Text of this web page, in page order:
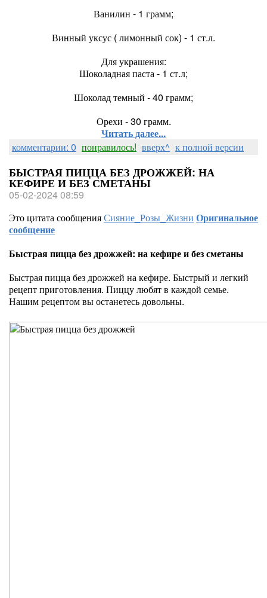
Ванилин - 1 грамм;
Винный уксус ( лимонный сок) - 1 ст.л.
Для украшения:
Шоколадная паста - 1 ст.л;
Шоколад темный - 40 грамм;
Орехи - 30 грамм.
Читать далее...
комментарии: 0 понравилось! вверх^ к полной версии
БЫСТРАЯ ПИЦЦА БЕЗ ДРОЖЖЕЙ: НА
КЕФИРЕ И БЕЗ СМЕТАНЫ
05-02-2024 08:59
Это цитата сообщенияСияние_Розы_Жизни Оригинальное
сообщение
Быстрая пицца без дрожжей: на кефире и без сметаны
Быстрая пицца без дрожжей на кефире. Быстрый и легкий
рецепт приготовления. Пиццу любят в каждой семье.
Нашим рецептом вы останетесь довольны.